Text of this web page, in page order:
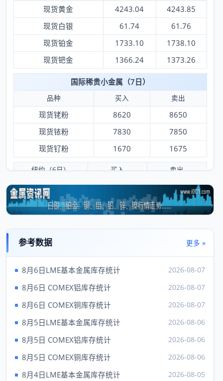
现货黄金 4243.04
4243.85
现货白银
61.74
61.76
现货铂金
1733.10
1738.10
现货钯金
1366.24 1373.26
国际稀贵小金属（7日）
品种 买入 卖出
现货铑粉 8620
8650
现货铱粉
7830
7850
现货钌粉
1670 1675
纽约（6日） 买入 卖出
黄金 4250.90
4252.90
白银
61.54
61.79
钯
8250.00 9250.00
上海黄金 元/克（7日）
参考数据 更多 »
8月6日LME基本金属库存统计 2026-08-07
8月6日 COMEX铝库存统计 2026-08-07
8月6日 COMEX铜库存统计 2026-08-07
8月5日LME基本金属库存统计 2026-08-06
8月5日 COMEX铝库存统计 2026-08-06
8月5日 COMEX铜库存统计 2026-08-06
8月4日LME基本金属库存统计 2026-08-05